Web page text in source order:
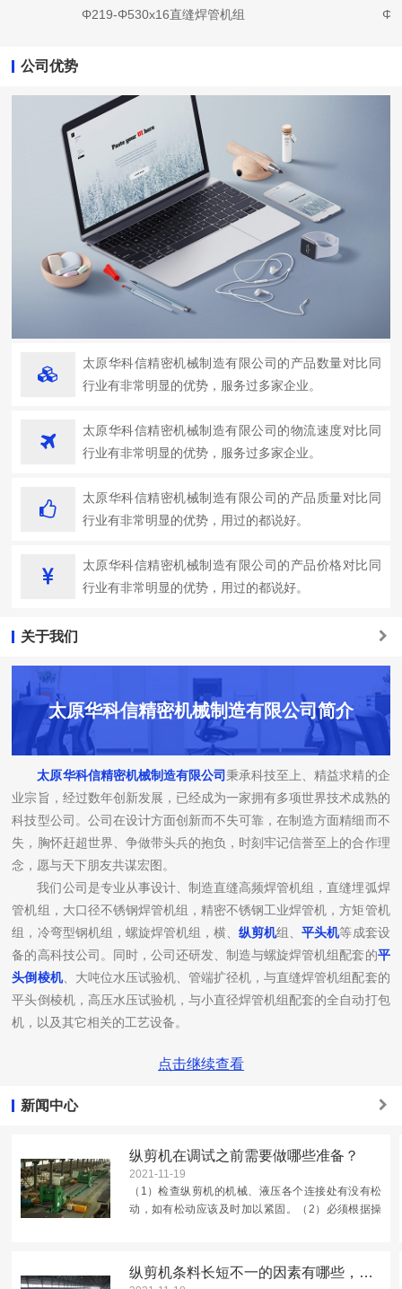
Φ219-Φ530x16直缝焊管机组
公司优势
太原华科信精密机械制造有限公司的产品数量对比同
行业有非常明显的优势，服务过多家企业。
太原华科信精密机械制造有限公司的物流速度对比同
行业有非常明显的优势，服务过多家企业。
太原华科信精密机械制造有限公司的产品质量对比同
行业有非常明显的优势，用过的都说好。
太原华科信精密机械制造有限公司的产品价格对比同
行业有非常明显的优势，用过的都说好。
关于我们
太原华科信精密机械制造有限公司简介
太原华科信精密机械制造有限公司 秉承科技至上、精益求精的企
业宗旨，经过数年创新发展，已经成为一家拥有多项世界技术成熟的
科技型公司。公司在设计方面创新而不失可靠，在制造方面精细而不
失，胸怀赶超世界、争做带头兵的抱负，时刻牢记信誉至上的合作理
念，愿与天下朋友共谋宏图。
我们公司是专业从事设计、制造直缝高频焊管机组，直缝埋弧焊
管机组，大口径不锈钢焊管机组，精密不锈钢工业焊管机，方矩管机
组，冷弯型钢机组，螺旋焊管机组，横、纵剪机组、平头机等成套设
备的高科技公司。同时，公司还研发、制造与螺旋焊管机组配套的平
头倒棱机、大吨位水压试验机、管端扩径机，与直缝焊管机组配套的
平头倒棱机，高压水压试验机，与小直径焊管机组配套的全自动打包
机，以及其它相关的工艺设备。
入。近年来相继开发出许多世界领头的先进机组，包括粗成型不换
不用换辊，全电脑调整的直缝焊管机组；成型机全部不换辊，包括圆
辊，包括精成型和定径也不用换辊，全电脑调整的方矩管冷弯机组；
大口径不锈钢焊管机组；精密不锈钢工业焊管机；全电脑控制换型的
高钢级螺旋焊管机组；小直径机组用全自动打包机等高科技机组设
精益求精。使得公司产品性能稳定，质量可靠。太原华科信精密机械
点击继续查看
新闻中心
纵剪机在调试之前需要做哪些准备？
2021-11-19
（1）检查纵剪机的机械、液压各个连接处有没有松
动，如有松动应该及时加以紧固。（2）必须根据操
了解机器各个部件的结...
纵剪机条料长短不一的因素有哪些，你知道吗？